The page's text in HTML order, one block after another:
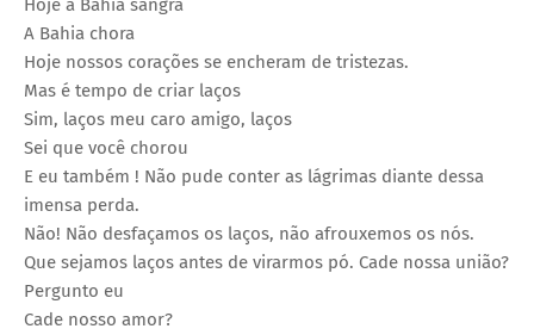
Hoje a Bahia sangra
A Bahia chora
Hoje nossos corações se encheram de tristezas.
Mas é tempo de criar laços
Sim, laços meu caro amigo, laços
Sei que você chorou
E eu também ! Não pude conter as lágrimas diante dessa
imensa perda.
Não! Não desfaçamos os laços, não afrouxemos os nós.
Que sejamos laços antes de virarmos pó. Cade nossa união?
Pergunto eu
Cade nosso amor?